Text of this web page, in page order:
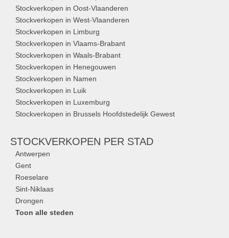
Stockverkopen in Oost-Vlaanderen
Stockverkopen in West-Vlaanderen
Stockverkopen in Limburg
Stockverkopen in Vlaams-Brabant
Stockverkopen in Waals-Brabant
Stockverkopen in Henegouwen
Stockverkopen in Namen
Stockverkopen in Luik
Stockverkopen in Luxemburg
Stockverkopen in Brussels Hoofdstedelijk Gewest
STOCKVERKOPEN PER STAD
Antwerpen
Gent
Roeselare
Sint-Niklaas
Drongen
Toon alle steden